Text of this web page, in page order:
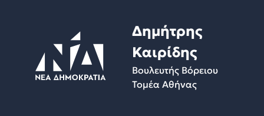
Δημήτρης
Καιρίδης
Βουλευτής Βόρειου
Τομέα Αθήνας